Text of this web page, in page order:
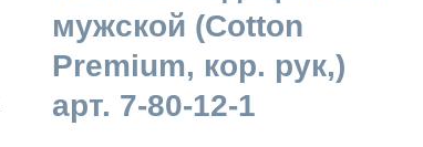
мужской (Cotton
Premium, кор. рук,)
арт. 7-80-12-1